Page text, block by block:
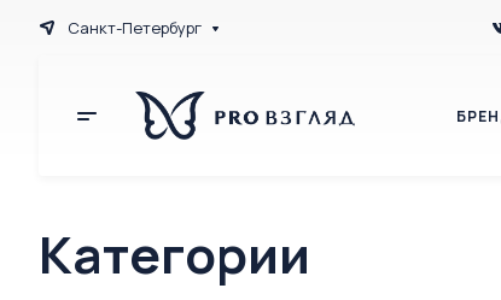
Санкт-Петербург
Категории